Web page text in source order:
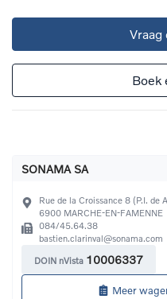
Vraag
Boek
SONAMA SA
Rue de la Croissance 8 (P.I. de
6900 MARCHE-EN-FAMENNE
084/45.64.38
bastien.clarinval@sonama.com
DOIN nVista 10006337
Meer